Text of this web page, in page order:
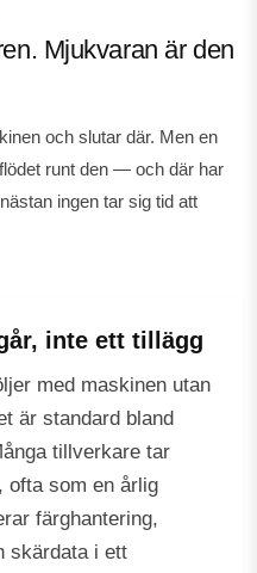
Mjukvaran är den
och slutar där. Men en
runt den — och där har
ingen tar sig tid att
inte ett tillägg
med maskinen utan
är standard bland
tillverkare tar
ofta som en årlig
färghantering,
skärdata i ett